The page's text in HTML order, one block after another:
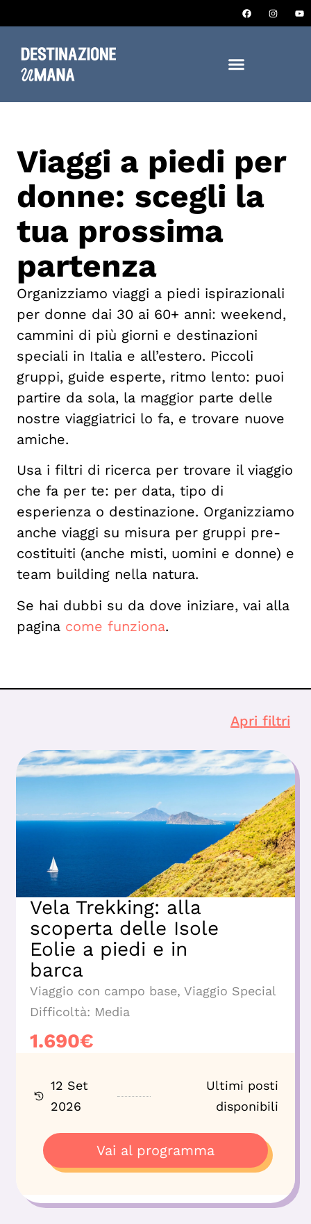
Viaggi a piedi per
donne: scegli la
tua prossima
partenza
Organizziamo viaggi a piedi ispirazionali
per donne dai 30 ai 60+ anni: weekend,
cammini di più giorni e destinazioni
speciali in Italia e all’estero. Piccoli
gruppi, guide esperte, ritmo lento: puoi
partire da sola, la maggior parte delle
nostre viaggiatrici lo fa, e trovare nuove
amiche.
Usa i filtri di ricerca per trovare il viaggio
che fa per te: per data, tipo di
esperienza o destinazione. Organizziamo
anche viaggi su misura per gruppi pre-
costituiti (anche misti, uomini e donne) e
team building nella natura.
Se hai dubbi su da dove iniziare, vai alla
pagina come funziona.
Apri filtri
Vela Trekking: alla
scoperta delle Isole
Eolie a piedi e in
barca
Viaggio con campo base, Viaggio Special
Difficoltà: Media
1.690€
12 Set
2026
Ultimi posti
disponibili
Vai al programma